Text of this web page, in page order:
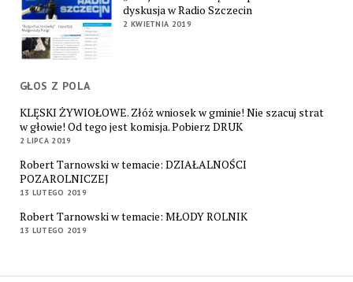
dyskusja w Radio Szczecin
2 KWIETNIA 2019
GŁOS Z POLA
KLĘSKI ŻYWIOŁOWE. Złóż wniosek w gminie! Nie szacuj strat
w głowie! Od tego jest komisja. Pobierz DRUK
2 LIPCA 2019
Robert Tarnowski w temacie: DZIAŁALNOŚCI
POZAROLNICZEJ
13 LUTEGO 2019
Robert Tarnowski w temacie: MŁODY ROLNIK
13 LUTEGO 2019